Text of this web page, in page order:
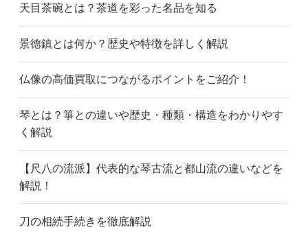
天目茶碗とは？茶道を彩った名品を知る
景徳鎮とは何か？歴史や特徴を詳しく解説
仏像の高価買取につながるポイントをご紹介！
琴とは？箏との違いや歴史・種類・構造をわかりやす
く解説
【尺八の流派】代表的な琴古流と都山流の違いなどを
解説！
刀の相続手続きを徹底解説